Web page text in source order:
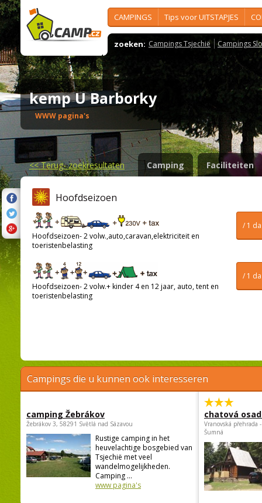
CAMPINGS Tips voor UITSTAPJES
zoeken: Campings Tsjechië Campings
kemp U Barborky
WWW pagina's
<<Terug- zoekresultaten Camping Faciliteiten
Hoofdseizoen
/ 1
Hoofdseizoen- 2 volw.,auto,caravan,elektriciteit en
toeristenbelasting
/ 1
Hoofdseizoen- 2 volw.+ kinder 4 en 12 jaar, auto, tent en
toeristenbelasting
Campings die u kunnen ook interesseren
camping Žebrákov
Žebrákov 3, 58291 Světlá nad Sázavou
Rustige camping in het
heuvelachtige bosgebied van
Tsjechië met veel
wandelmogelijkheden.
Camping ...
www pagina's
chatová
Vranovská přehrada
Šumná